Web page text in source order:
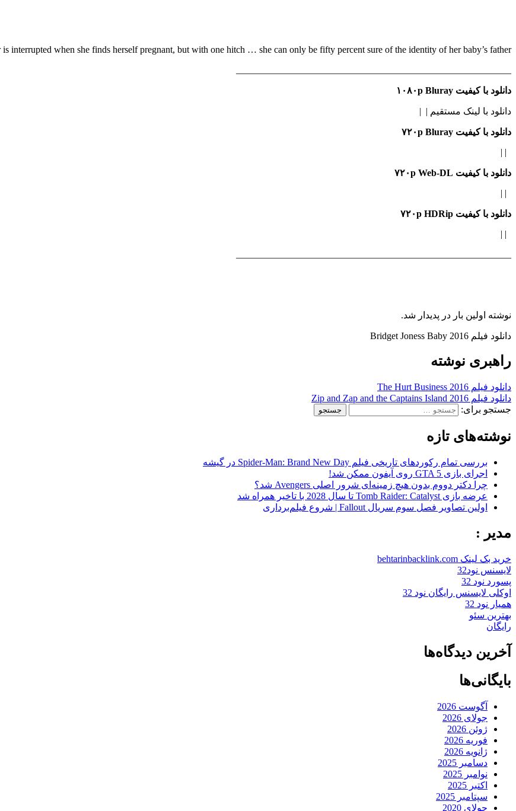
interrupted when she finds herself pregnant, but with one hitch … she can only be fifty percent sure of the identity of her baby’s father.
دانلود با کیفیت ۱۰۸۰p Bluray
دانلود با لینک مستقیم | |
دانلود با کیفیت ۷۲۰p Bluray
| |
دانلود با کیفیت ۷۲۰p Web-DL
| |
دانلود با کیفیت ۷۲۰p HDRip
| |
نوشته اولین بار در پدیدار شد.
دانلود فیلم Bridget Joness Baby 2016
راهبری نوشته
دانلود فیلم The Hurt Business 2016
دانلود فیلم Zip and Zap and the Captains Island 2016
جستجو برای:
نوشته‌های تازه
بررسی تمام رکوردهای تاریخی فیلم Spider-Man: Brand New Day در گیشه
اجرای بازی GTA 5 روی آیفون ممکن شد!
چرا دکتر دووم بدون هیچ زمینه‌ای شرور اصلی Avengers شد؟
عرضه بازی Tomb Raider: Catalyst تا سال 2028 با تاخیر همراه شد
اولین تصاویر فصل سوم سریال Fallout | شروع فیلم‌برداری
مدیر :
خرید بک لینک behtarinbacklink.com
لایسنس نود32
پسورد نود 32
اوکلی لایسنس رایگان نود 32
همیار نود 32
بهترین سئو
رایگان
آخرین دیدگاه‌ها
بایگانی‌ها
آگوست 2026
جولای 2026
ژوئن 2026
فوریه 2026
ژانویه 2026
دسامبر 2025
نوامبر 2025
اکتبر 2025
سپتامبر 2025
جولای 2020